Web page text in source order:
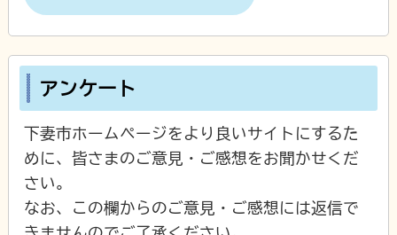
アンケート
下妻市ホームページをより良いサイトにするた
めに、皆さまのご意見・ご感想をお聞かせくだ
さい。
なお、この欄からのご意見・ご感想には返信で